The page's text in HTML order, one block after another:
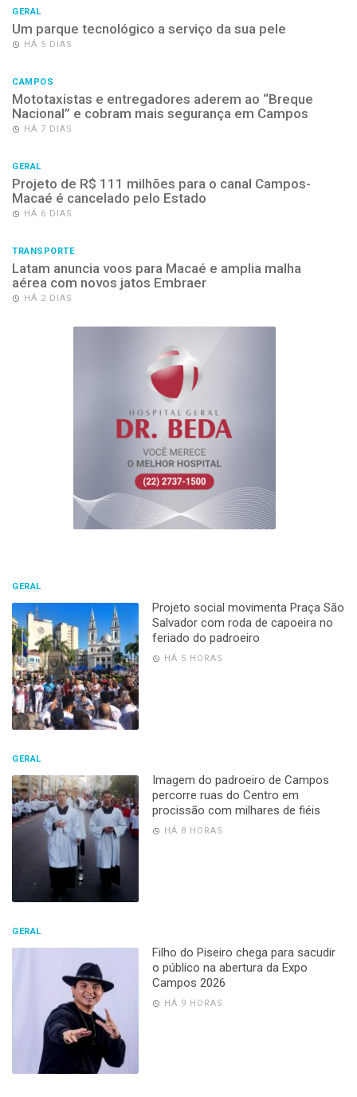
GERAL
Um parque tecnológico a serviço da sua pele
HÁ 5 DIAS
CAMPOS
Mototaxistas e entregadores aderem ao “Breque
Nacional” e cobram mais segurança em Campos
HÁ 7 DIAS
GERAL
Projeto de R$ 111 milhões para o canal Campos-
Macaé é cancelado pelo Estado
HÁ 6 DIAS
TRANSPORTE
Latam anuncia voos para Macaé e amplia malha
aérea com novos jatos Embraer
HÁ 2 DIAS
GERAL
Projeto social movimenta Praça São
Salvador com roda de capoeira no
feriado do padroeiro
HÁ 5 HORAS
GERAL
Imagem do padroeiro de Campos
percorre ruas do Centro em
procissão com milhares de fiéis
HÁ 8 HORAS
GERAL
Filho do Piseiro chega para sacudir
o público na abertura da Expo
Campos 2026
HÁ 9 HORAS